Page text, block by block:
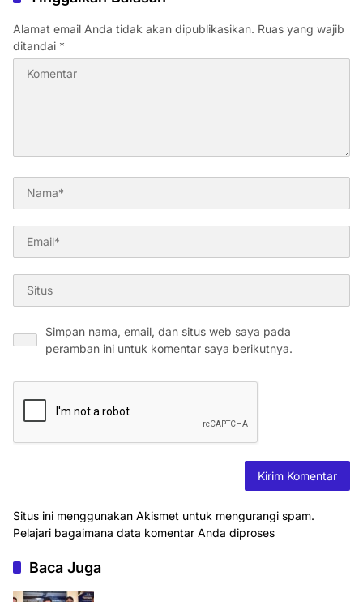
Alamat email Anda tidak akan dipublikasikan. Ruas yang wajib
ditandai *
Simpan nama, email, dan situs web saya pada
peramban ini untuk komentar saya berikutnya.
Situs ini menggunakan Akismet untuk mengurangi spam.
Pelajari bagaimana data komentar Anda diproses
Baca Juga